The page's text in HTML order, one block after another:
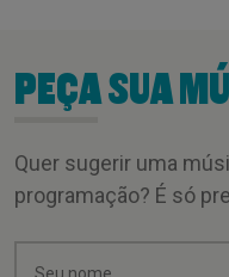
PEÇA SUA
Quer sugerir uma
programação? É só